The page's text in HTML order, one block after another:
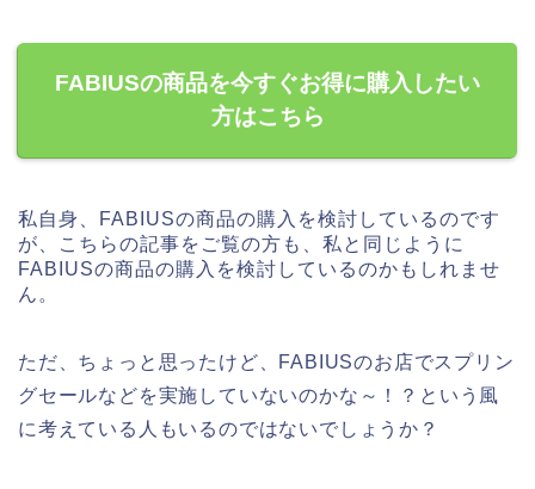
FABIUSの商品を今すぐお得に購入したい
方はこちら
私自身、FABIUSの商品の購入を検討しているのです
が、こちらの記事をご覧の方も、私と同じように
FABIUSの商品の購入を検討しているのかもしれませ
ん。
ただ、ちょっと思ったけど、FABIUSのお店でスプリン
グセールなどを実施していないのかな～！？という風
に考えている人もいるのではないでしょうか？